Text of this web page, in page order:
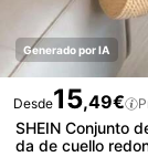
Generado por IA
Desde15,49€
SHEIN Conjunto
da de cuello